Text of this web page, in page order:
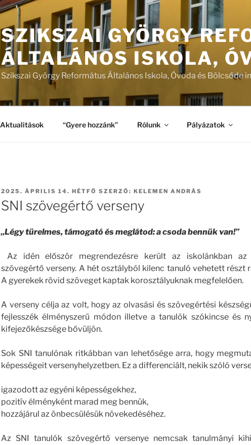
SZIKSZAI GYÖRGY
ÁLTALÁNOS ISKOLA,
Szikszai György Református Általános Iskola, Óvoda és Bölcsőde
Aktualitások “Gyere hozzánk” Rólunk Pályázatok
BEKÜLDVE:
2025. ÁPRILIS 14. HÉTFŐ SZERZŐ: KELEMEN ANDRÁS
SNI szövegértő verseny
„Légy türelmes, támogató és meglátod: a csoda bennük van!”
Az idén először megrendezésre került az iskolánkban az
szövegértő verseny. A hét osztályból kilenc tanuló vehetett részt
A gyerekek rövid szöveget kaptak korosztályuknak megfelelően.
A verseny célja az volt, hogy az olvasási és szövegértési
fejlesszék élményszerű módon illetve a tanulók szókincse és
kifejezőkészsége bővüljön.
Sok SNI tanulónak ritkábban van lehetősége arra, hogy
képességeit versenyhelyzetben. Ez a differenciált, nekik szóló
igazodott az egyéni képességekhez,
pozitív élményként marad meg bennük,
hozzájárul az önbecsülésük növekedéséhez.
Az SNI tanulók szövegértő versenye nemcsak tanulmányi